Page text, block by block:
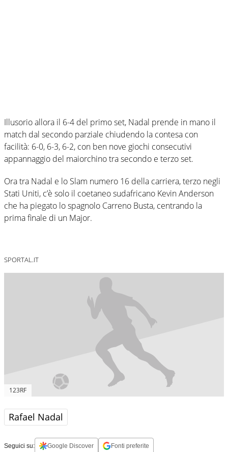
Illusorio allora il 6-4 del primo set, Nadal prende in mano il
match dal secondo parziale chiudendo la contesa con
facilità: 6-0, 6-3, 6-2, con ben nove giochi consecutivi
appannaggio del maiorchino tra secondo e terzo set.
Ora tra Nadal e lo Slam numero 16 della carriera, terzo negli
Stati Uniti, c’è solo il coetaneo sudafricano Kevin Anderson
che ha piegato lo spagnolo Carreno Busta, centrando la
prima finale di un Major.
SPORTAL.IT
123RF
Rafael Nadal
Seguici su: Google Discover Fonti preferite